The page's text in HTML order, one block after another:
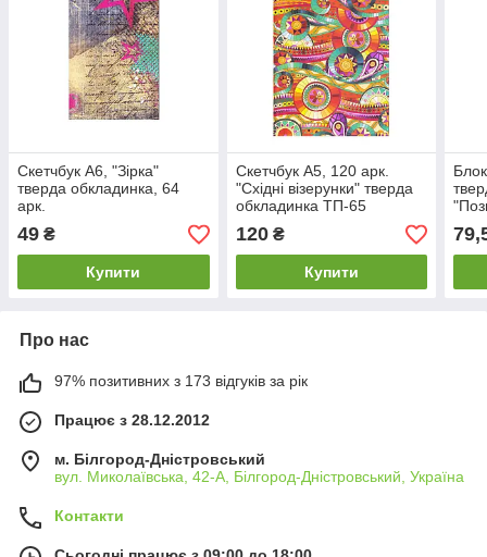
Скетчбук А6, "Зірка"
тверда обкладинка, 64
арк.
49 ₴
Купити
Скетчбук А5, 120 арк.
"Східні візерунки" тверда
обкладинка ТП-65
120₴
Купити
Про нас
97% позитивних з 173 відгуків за рік
Працює з 28.12.2012
м. Білгород-Дністровський
вул. Миколаївська, 42-А, Білгород-Дністровський, Україна
Контакти